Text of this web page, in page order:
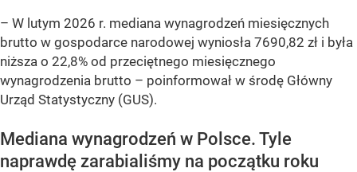
– W lutym 2026 r. mediana wynagrodzeń miesięcznych
brutto w gospodarce narodowej wyniosła 7690,82 zł i była
niższa o 22,8% od przeciętnego miesięcznego
wynagrodzenia brutto – poinformował w środę Główny
Urząd Statystyczny (GUS).
Mediana wynagrodzeń w Polsce. Tyle
naprawdę zarabialiśmy na początku roku